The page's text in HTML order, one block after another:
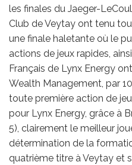
les finales du Jaeger-
Club de Veytay ont tenu
une finale haletante où le
actions de jeux rapides,
Français de Lynx Energy
Wealth Management, par
toute première action de
pour Lynx Energy, grâce à
5), clairement le meilleur
détermination de la
quatrième titre à Veytay et